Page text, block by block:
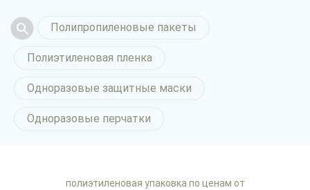
Полипропиленовые пакеты
Полиэтиленовая пленка
Одноразовые защитные маски
Одноразовые перчатки
полиэтиленовая упаковка по ценам от